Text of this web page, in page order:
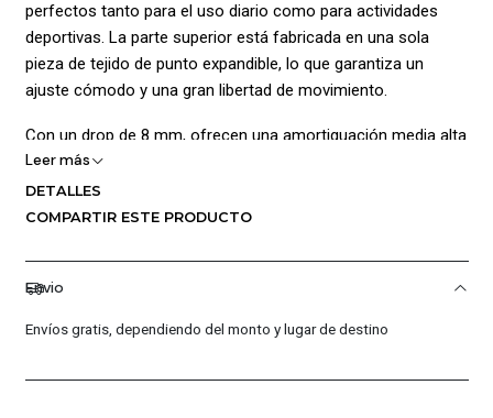
perfectos tanto para el uso diario como para actividades
deportivas. La parte superior está fabricada en una sola
pieza de tejido de punto expandible, lo que garantiza un
ajuste cómodo y una gran libertad de movimiento.
Con un drop de 8 mm, ofrecen una amortiguación media alta
gracias a la tecnología Fresh Foam®, diseñada con patrones
geométricos en la media suela que proporcionan una
sensación de confort excepcional en cada paso. Además,
estabilidad y el soporte.
duradero con tecnología NDurance®, lo que asegura una
Leer más
DETALLES
COMPARTIR ESTE PRODUCTO
Envio
Envíos gratis, dependiendo del monto y lugar de destino